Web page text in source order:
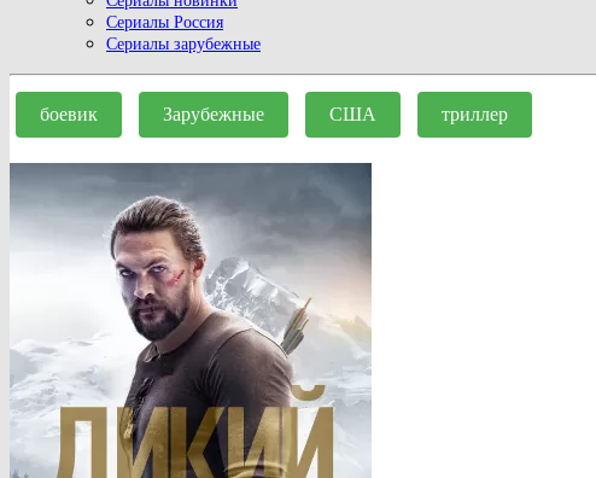
Сериалы Россия
Сериалы зарубежные
Close
Button
боевик Зарубежные США триллер